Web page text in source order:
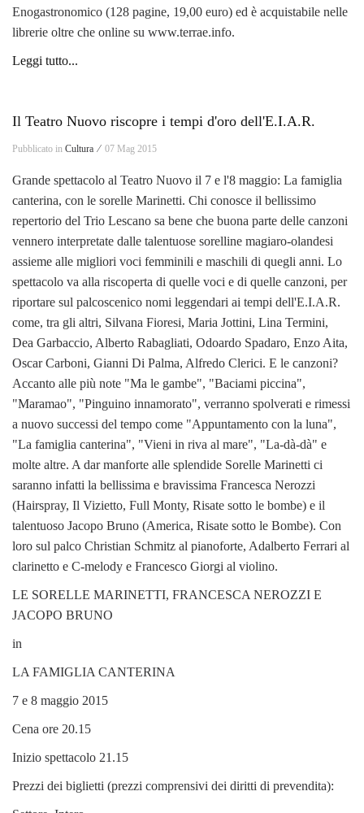
Enogastronomico (128 pagine, 19,00 euro) ed è acquistabile nelle
librerie oltre che online su www.terrae.info.
Leggi tutto...
Il Teatro Nuovo riscopre i tempi d'oro dell'E.I.A.R.
Pubblicato in Cultura ⁄ 07 Mag 2015
Grande spettacolo al Teatro Nuovo il 7 e l'8 maggio: La famiglia
canterina, con le sorelle Marinetti. Chi conosce il bellissimo
repertorio del Trio Lescano sa bene che buona parte delle canzoni
vennero interpretate dalle talentuose sorelline magiaro-olandesi
assieme alle migliori voci femminili e maschili di quegli anni. Lo
spettacolo va alla riscoperta di quelle voci e di quelle canzoni, per
riportare sul palcoscenico nomi leggendari ai tempi dell'E.I.A.R.
come, tra gli altri, Silvana Fioresi, Maria Jottini, Lina Termini,
Dea Garbaccio, Alberto Rabagliati, Odoardo Spadaro, Enzo Aita,
Oscar Carboni, Gianni Di Palma, Alfredo Clerici. E le canzoni?
Accanto alle più note "Ma le gambe", "Baciami piccina",
"Maramao", "Pinguino innamorato", verranno spolverati e rimessi
a nuovo successi del tempo come "Appuntamento con la luna",
"La famiglia canterina", "Vieni in riva al mare", "La-dà-dà" e
molte altre. A dar manforte alle splendide Sorelle Marinetti ci
saranno infatti la bellissima e bravissima Francesca Nerozzi
(Hairspray, Il Vizietto, Full Monty, Risate sotto le bombe) e il
talentuoso Jacopo Bruno (America, Risate sotto le Bombe). Con
loro sul palco Christian Schmitz al pianoforte, Adalberto Ferrari al
clarinetto e C-melody e Francesco Giorgi al violino.
LE SORELLE MARINETTI, FRANCESCA NEROZZI E
JACOPO BRUNO
in
LA FAMIGLIA CANTERINA
7 e 8 maggio 2015
Cena ore 20.15
Inizio spettacolo 21.15
Prezzi dei biglietti (prezzi comprensivi dei diritti di prevendita):